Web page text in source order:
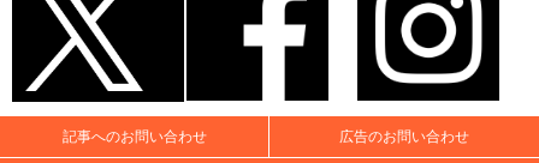
記事へのお問い合わせ 広告のお問い合わせ